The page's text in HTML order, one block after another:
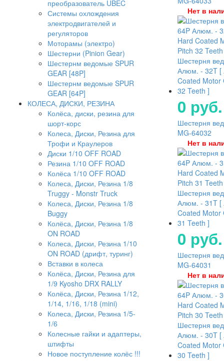
преобразователь UBEC
Системы охлождения
электродвигателей и
регуляторов
Моторамы (электро)
Шестерни (Pinion Gear)
Шестернм ведомые SPUR
GEAR [48P]
Шестернм ведомые SPUR
GEAR [64P]
КОЛЕСА, ДИСКИ, РЕЗИНА
Колёса, диски, резина для
шорт-корс
Колеса, Диски, Резина для
Трофи и Краулеров
Диски 1/10 OFF ROAD
Резина 1/10 OFF ROAD
Колёса 1/10 OFF ROAD
Колеса, Диски, Резина 1/8
Truggy - Monstr Truck
Колеса, Диски, Резина 1/8
Buggy
Колёса, Диски, Резина 1/8
ON ROAD
Колеса, Диски, Резина 1/10
ON ROAD (дрифт, туринг)
Вставки в колеса
Колёса, Диски, Резина для
1/9 Kyosho DRX RALLY
Колёса, Диски, Резина 1/12,
1/14, 1/16, 1/18 (mini)
Колеса, Диски, Резина 1/5-
1/6
Колесные гайки и адаптеры,
штифты
Новое поступление колёс !!!
Нет в
Шестерня
Алюм. - 32T [
Coated Motor
32 Teeth ]
0 руб.
Шестерня
MG-64032
Нет в
Шестерня
Алюм. - 31T [
Coated Motor
31 Teeth ]
0 руб.
Шестерня
MG-64031
Нет в
Шестерня
Алюм. - 30T [
Coated Motor
30 Teeth ]